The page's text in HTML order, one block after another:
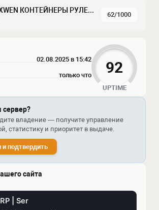
AMOR RP | NEXWEN КОНТЕЙНЕРЫ РУЛЕТКИ
62/1000
02.08.2025 в 15:42
только что 92
UPTIME
сервер?
владение — получите управление
статистику и приоритет в выдаче.
и подтвердить
сайта